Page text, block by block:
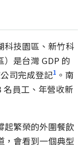
科技園區、新竹科
是台灣 GDP 的
司完成登記1 。南
名員工、年營收新
起繁榮的外圍餐飲
，會看到一個典型